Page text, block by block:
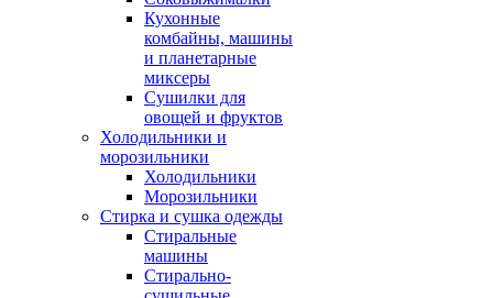
Кухонные
комбайны, машины
и планетарные
миксеры
Сушилки для
овощей и фруктов
Холодильники и
морозильники
Холодильники
Морозильники
Стирка и сушка одежды
Стиральные
машины
Стирально-